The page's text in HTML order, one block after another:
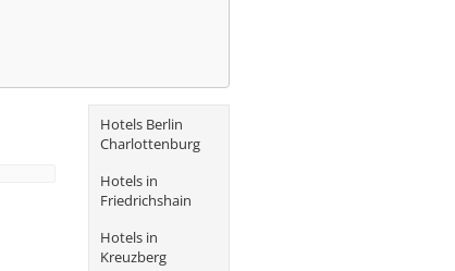
Hotels Berlin
Charlottenburg
Hotels in
Friedrichshain
Hotels in
Kreuzberg